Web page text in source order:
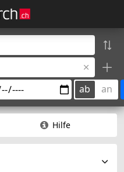
ab an
Hilfe